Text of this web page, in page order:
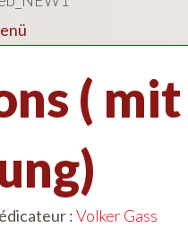
( mit
:Volker Gass